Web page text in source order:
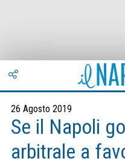
26 Agosto 2019
Se il Napoli
arbitrale a